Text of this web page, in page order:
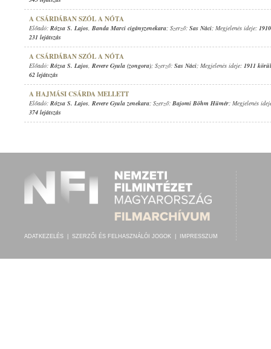
A CSÁRDÁBAN SZÓL A NÓTA
Előadó: Rózsa S. Lajos, Banda Marci cigányzenekara; Szerző: Sas Náci; Megjelenés ideje:
231 lejátszás
A CSÁRDÁBAN SZÓL A NÓTA
Előadó: Rózsa S. Lajos, Revere Gyula (zongora); Szerző: Sas Náci; Megjelenés ideje: 1911 körül
62 lejátszás
A HAJMÁSI CSÁRDA MELLETT
Előadó: Rózsa S. Lajos, Revere Gyula zenekara; Szerző: Bajomi Böhm Hümér; Megjelenés
374 lejátszás
ADATKEZELÉS SZERZŐI ÉS FELHASZNÁLÓI JOGOK IMPRESSZUM